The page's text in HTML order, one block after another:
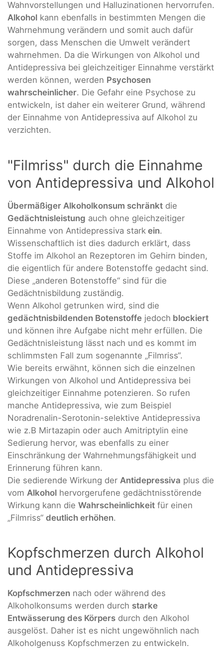
Wahnvorstellungen und Halluzinationen hervorrufen.
Alkohol kann ebenfalls in bestimmten Mengen die
Wahrnehmung verändern und somit auch dafür
sorgen, dass Menschen die Umwelt verändert
wahrnehmen. Da die Wirkungen von Alkohol und
Antidepressiva bei gleichzeitiger Einnahme verstärkt
werden können, werden Psychosen
wahrscheinlicher. Die Gefahr eine Psychose zu
entwickeln, ist daher ein weiterer Grund, während
der Einnahme von Antidepressiva auf Alkohol zu
verzichten.
"Filmriss" durch die Einnahme
von Antidepressiva und Alkohol
Übermäßiger Alkoholkonsum schränkt die
Gedächtnisleistung auch ohne gleichzeitiger
Einnahme von Antidepressiva stark ein.
Wissenschaftlich ist dies dadurch erklärt, dass
Stoffe im Alkohol an Rezeptoren im Gehirn binden,
die eigentlich für andere Botenstoffe gedacht sind.
Diese „anderen Botenstoffe“ sind für die
Gedächtnisbildung zuständig.
Wenn Alkohol getrunken wird, sind die
gedächtnisbildenden Botenstoffe jedoch blockiert
und können ihre Aufgabe nicht mehr erfüllen. Die
Gedächtnisleistung lässt nach und es kommt im
schlimmsten Fall zum sogenannte „Filmriss“.
Wie bereits erwähnt, können sich die einzelnen
Wirkungen von Alkohol und Antidepressiva bei
gleichzeitiger Einnahme potenzieren. So rufen
manche Antidepressiva, wie zum Beispiel
Noradrenalin-Serotonin-selektive Antidepressiva
wie z.B Mirtazapin oder auch Amitriptylin eine
Sedierung hervor, was ebenfalls zu einer
Einschränkung der Wahrnehmungsfähigkeit und
Erinnerung führen kann.
Die sedierende Wirkung der Antidepressiva plus die
vom Alkohol hervorgerufene gedächtnisstörende
Wirkung kann die Wahrscheinlichkeit für einen
„Filmriss“ deutlich erhöhen.
Kopfschmerzen durch Alkohol
und Antidepressiva
Kopfschmerzen nach oder während des
Alkoholkonsums werden durch starke
Entwässerung des Körpers durch den Alkohol
ausgelöst. Daher ist es nicht ungewöhnlich nach
Alkoholgenuss Kopfschmerzen zu entwickeln.